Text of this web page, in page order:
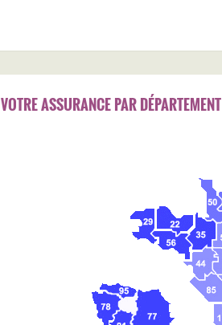
VOTRE ASSURANCE PAR DÉPARTEMENT